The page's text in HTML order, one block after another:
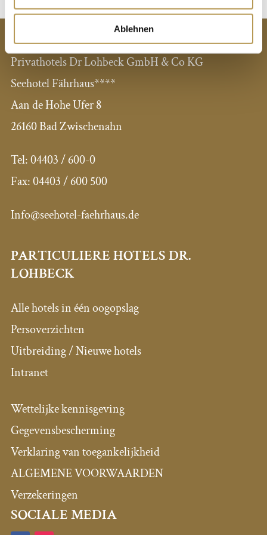
Ablehnen
Privathotels Dr Lohbeck GmbH & Co KG
Seehotel Fährhaus****
Aan de Hohe Ufer 8
26160 Bad Zwischenahn
Tel:04403 / 600-0
Fax:04403 / 600 500
Info@seehotel-faehrhaus.de
PARTICULIERE HOTELS DR.
LOHBECK
Alle hotels in één oogopslag
Persoverzichten
Uitbreiding / Nieuwe hotels
Intranet
Wettelijke kennisgeving
Gegevensbescherming
Verklaring van toegankelijkheid
ALGEMENE VOORWAARDEN
Verzekeringen
SOCIALE MEDIA